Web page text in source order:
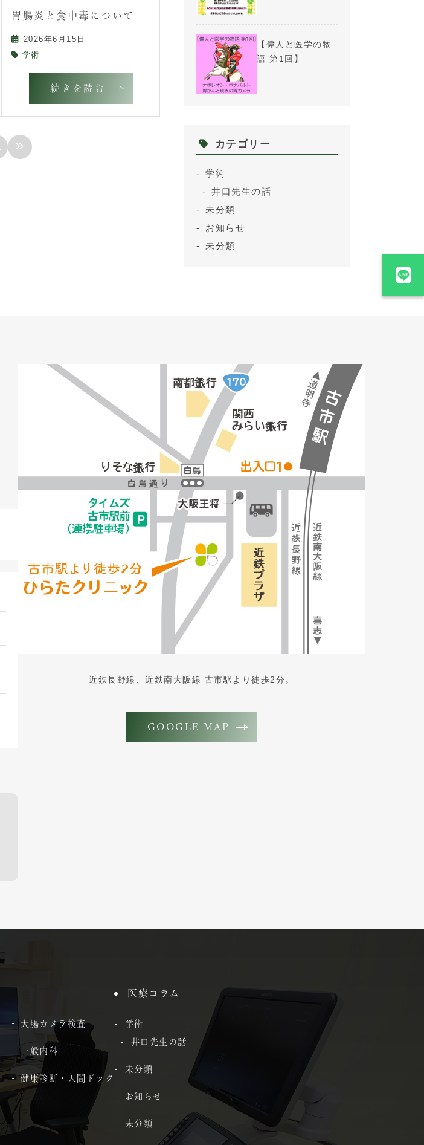
胃腸炎と食中毒について
2026年6月15日
学術
続きを読む
»
【偉人と医学の物
語 第1回】
カテゴリー
学術
井口先生の話
未分類
お知らせ
未分類
近鉄長野線、近鉄南大阪線 古市駅より徒歩2分。
GOOGLE MAP
大腸カメラ検査
一般内科
健康診断・人間ドック
医療コラム
学術
井口先生の話
未分類
お知らせ
未分類